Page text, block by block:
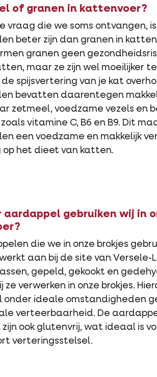
of granen in kattenvoer?
vraag die we soms ontvangen,
beter zijn dan granen in
granen geen
maar ze zijn wel moeilijker
de spijsvertering van je kat
bevatten daarentegen
zetmeel, voedzame vezels en
vitamine C, B6 en B9. Dit
een voedzame en makkelijk
op het dieet van katten.
aardappel gebruiken wij in
die we in onze brokjes
aan bij de site van Versele-
gepeld, gekookt en
ze verwerken in onze brokjes.
onder ideale omstandigheden
verteerbaarheid. De
zijn ook glutenvrij, wat ideaal is
verteringsstelsel.